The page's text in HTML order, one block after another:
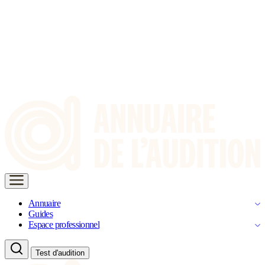
Annuaire
Guides
Espace professionnel
Test d'audition